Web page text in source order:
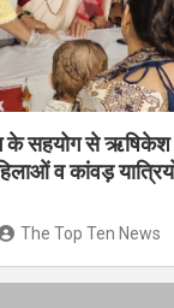
के सहयोग से
व कांवड़
The Top Ten News